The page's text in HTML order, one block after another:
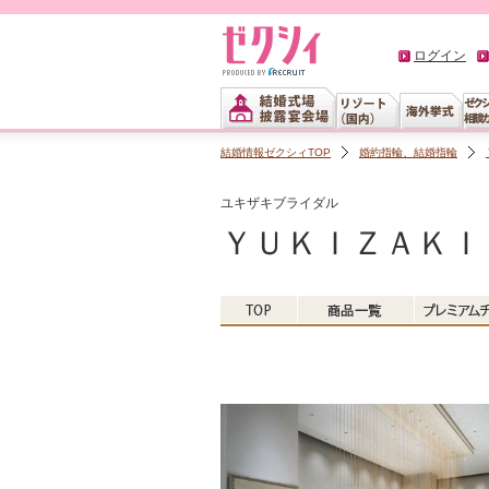
ログイン
結婚情報ゼクシィTOP 婚約指輪、結婚指輪
ユキザキブライダル
ＹＵＫＩＺＡＫ